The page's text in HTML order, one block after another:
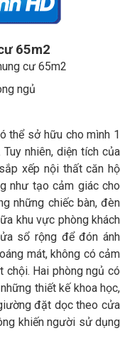
65m2
cư 65m2
ngủ
thể sở hữu cho mình 1
nhiên, diện tích của
xếp nội thất căn hộ
như tạo cảm giác cho
những chiếc bàn, đèn
khu vực phòng khách
sổ rộng để đón ánh
mát, không có cảm
Hai phòng ngủ có
thiết kế khoa học,
đặt dọc theo cửa
khiến người sử dụng